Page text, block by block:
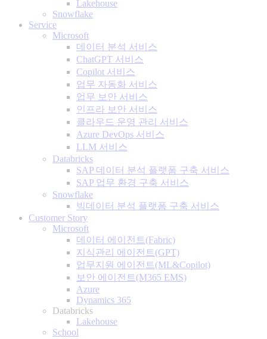
Lakehouse
Snowflake
Service
Microsoft
데이터 분석 서비스
ChatGPT 서비스
Copilot 서비스
업무 자동화 서비스
업무 보안 서비스
인프라 보안 서비스
클라우드 운영 관리 서비스
Azure DevOps 서비스
LLM 서비스
Databricks
SAP 데이터 분석 플랫폼 구축 서비스
SAP 업무 환경 구축 서비스
Snowflake
빅데이터 분석 플랫폼 구축 서비스
Customer Story
Microsoft
데이터 에이전트(Fabric)
지식관리 에이전트(GPT)
업무지원 에이전트(ML&Copilot)
보안 에이전트(M365 EMS)
Azure
Dynamics 365
Databricks
Lakehouse
School